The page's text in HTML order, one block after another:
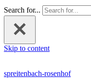
Search for...
Skip to content
spreitenbach-rosenhof